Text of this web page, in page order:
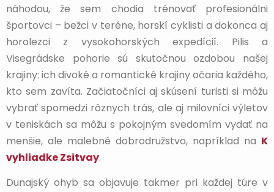
náhodou, že sem chodia trénovať profesionálni
športovci – bežci v teréne, horskí cyklisti a dokonca aj
horolezci z vysokohorských expedícií. Pilis a
Visegrádske pohorie sú skutočnou ozdobou našej
krajiny: ich divoké a romantické krajiny očaria každého,
kto sem zavíta. Začiatočníci aj skúsení turisti si môžu
vybrať spomedzi rôznych trás, ale aj milovníci výletov
v teniskách sa môžu s pokojným svedomím vydať na
menšie, ale malebné dobrodružstvo, napríklad na K
vyhliadke Zsitvay.
Dunajský ohyb sa objavuje takmer pri každej túre v